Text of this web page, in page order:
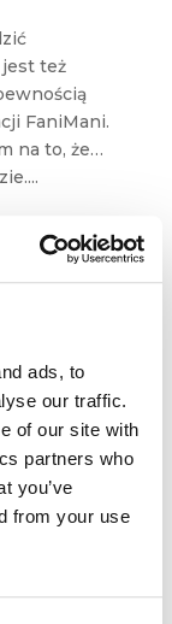
ads, to
our traffic.
of our site with
partners who
you’ve
from your use
też
FaniMani.
na to, że…
nieznany
które